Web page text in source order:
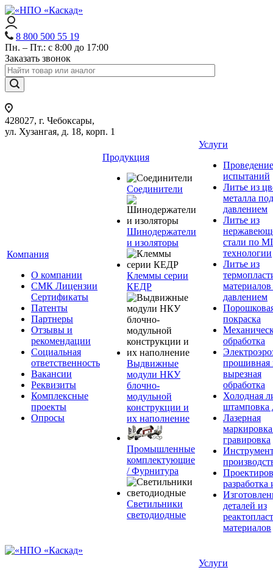
8 800 500 55 19
Пн. – Пт.: с 8:00 до 17:00
Заказать звонок
428027, г. Чебоксары,
ул. Хузангая, д. 18, корп. 1
Компания
О компании
СМК Лицензии
Сертификаты
Патенты
Партнеры
Отзывы и
рекомендации
Социальная
ответственность
Вакансии
Реквизиты
Комплексные
проекты
Опросы
Продукция
Соединители
Шинодержатели
и изоляторы
Клеммы серии
КЕДР
Выдвижные
модули НКУ
блочно-
модульной
конструкции и
их наполнение
Промышленные
комплектующие
/ Фурнитура
Светильники
светодиодные
Услуги
Проведение
испытаний
Литье из
металла под
давлением
Литье из
стали по
технологии
Литье из
давлением
покраска
обработка
прошивная
вырезная
обработка
Холодная
штамповка
Лазерная
гравировка
разработка
деталей из
материалов
Услуги